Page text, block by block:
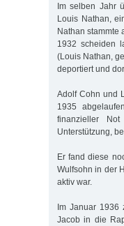
Im selben Jahr
Louis Nathan,
Nathan stammte
1932 scheiden
(Louis Nathan,
deportiert und
Adolf Cohn und
1935
finanzieller
Unterstützung,
Er fand diese
Wulfsohn in der
aktiv war.
Im Januar 1936
Jacob in die